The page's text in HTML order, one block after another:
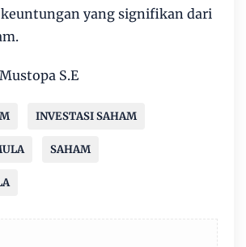
yang signifikan dari
S.E
INVESTASI SAHAM
SAHAM